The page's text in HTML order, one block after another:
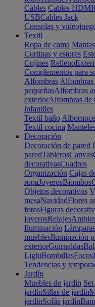
Cables Cables HDMI
USBCables Jack
Consolas y
Textil
Ropa de cama Mantas
Cortinas y estores
Cojines Relleno
Complementos para
Alfombras Alfombras
pequeñasAlfombras
exteriorAlfombras de
infantiles
Textil baño
Textil cocina
Decoración
Decoración de pared
paredTablerosCanvas
decorativasCuadros
Organización Cajas
ropaJoyerosBiombos
Objetos decorativos
mesaNavidadFlores
fotosFiguras
joyerosRelojes
Iluminación Lámparas
mueblesIluminación
exteriorGuirnaldas
LightBombillasFocos
Tendencias y
Jardín
Muebles de jardín
jardínSillas de jardín
jardínSofás jardín